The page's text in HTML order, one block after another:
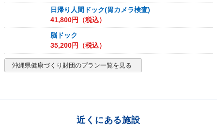
日帰り人間ドック(胃カメラ検査)
41,800円（税込）
脳ドック
35,200円（税込）
沖縄県健康づくり財団のプラン一覧を見る
近くにある施設